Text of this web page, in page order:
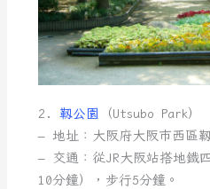
2.靱公園
（Utsubo Park）
– 地址：大阪府大阪市西區
– 交通：從JR大阪站搭地鐵
10分鐘），步行5分鐘。